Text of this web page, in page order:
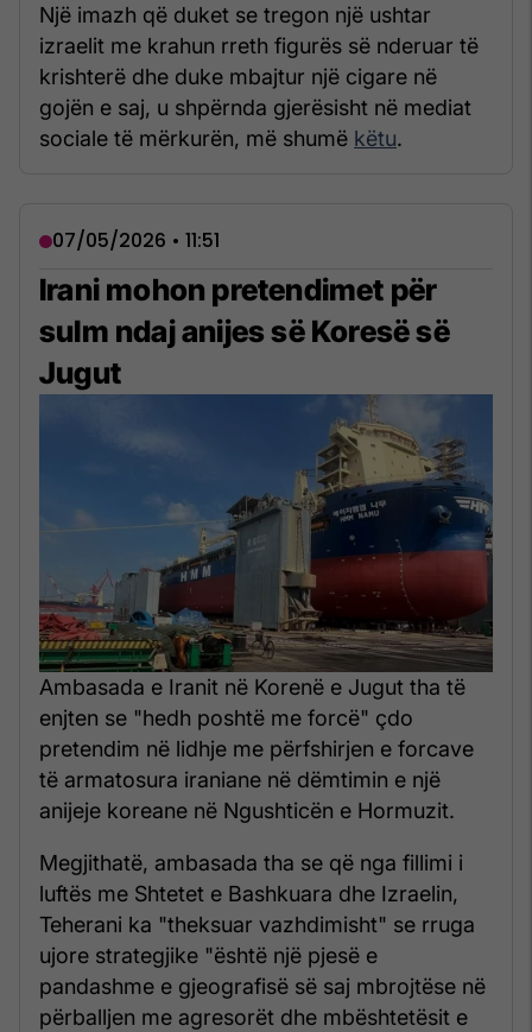
Një imazh që duket se tregon një ushtar
izraelit me krahun rreth figurës së nderuar të
krishterë dhe duke mbajtur një cigare në
gojën e saj, u shpërnda gjerësisht në mediat
sociale të mërkurën, më shumë këtu.
07/05/2026 • 11:51
Irani mohon pretendimet për
sulm ndaj anijes së Koresë së
Jugut
Ambasada e Iranit në Korenë e Jugut tha të
enjten se "hedh poshtë me forcë" çdo
pretendim në lidhje me përfshirjen e forcave
të armatosura iraniane në dëmtimin e një
anijeje koreane në Ngushticën e Hormuzit.
Megjithatë, ambasada tha se që nga fillimi i
luftës me Shtetet e Bashkuara dhe Izraelin,
Teherani ka "theksuar vazhdimisht" se rruga
ujore strategjike "është një pjesë e
pandashme e gjeografisë së saj mbrojtëse në
përballjen me agresorët dhe mbështetësit e